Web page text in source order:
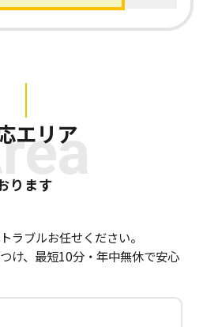
エリア
ります
ラブルお任せください。
け、最短10分・年中無休で安心